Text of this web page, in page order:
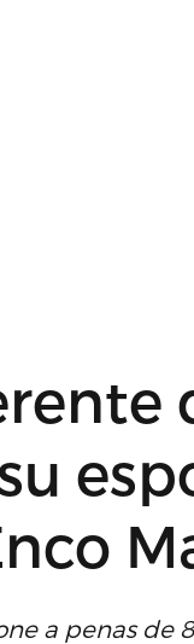
a penas de